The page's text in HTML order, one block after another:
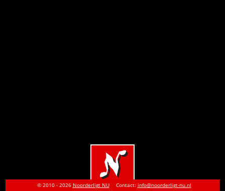
© 2010 - 2026 Noorderligt NU Contact: info@noorderligt-nu.nl